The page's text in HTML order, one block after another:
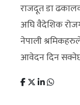
राजदूत डा
अघि वैदेशिक
नेपाली
आवेदन दिन